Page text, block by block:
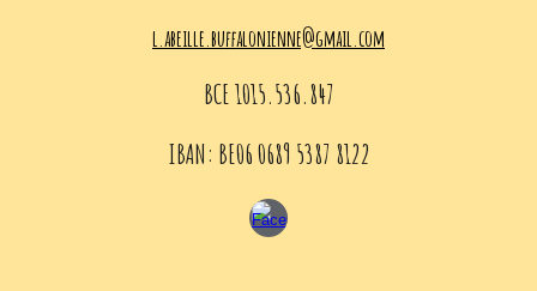
l.abeille.buffalonienne@gmail.com
BCE 1015.536.847
IBAN: BE06 0689 5387 8122